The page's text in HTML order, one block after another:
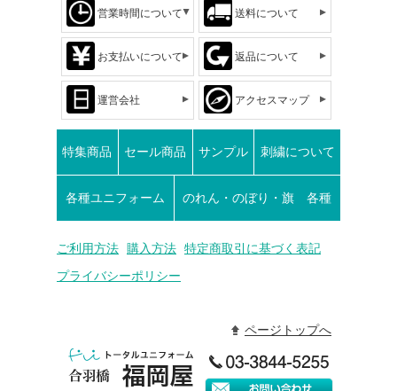
営業時間について 送料について
お支払いについて 返品について
運営会社 アクセスマップ
特集商品 セール商品 サンプル 刺繍について
各種ユニフォーム のれん・のぼり・旗 各種
ご利用方法 購入方法 特定商取引に基づく表記
プライバシーポリシー
ページトップへ